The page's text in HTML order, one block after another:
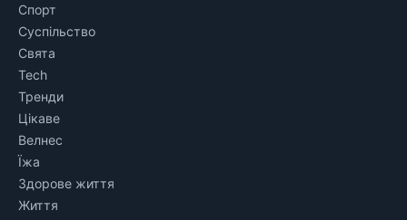
Спорт
Суспільство
Свята
Tech
Тренди
Цікаве
Велнес
Їжа
Здорове життя
Життя